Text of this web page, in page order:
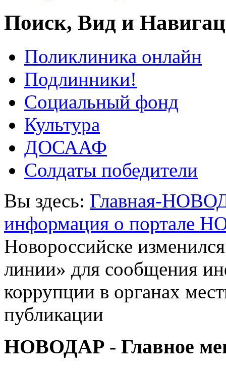
Поиск, Вид и
Поликлиника онлайн
Подлинники!
Социальный фонд
Культура
ДОСААФ
Солдаты победители
Вы здесь: Главная-
информация о портале
Новороссийске
линии» для сообщения
коррупции в органах
публикации
НОВОДАР - Главное